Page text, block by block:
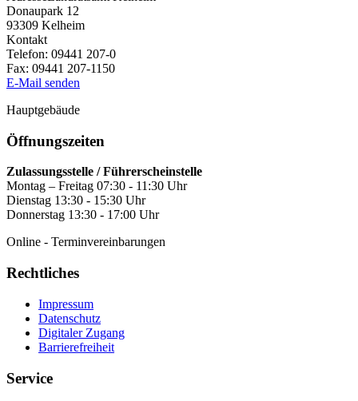
Donaupark 12
93309 Kelheim
Kontakt
Telefon: 09441 207-0
Fax: 09441 207-1150
E-Mail senden
Hauptgebäude
Öffnungszeiten
Zulassungsstelle / Führerscheinstelle
Montag – Freitag 07:30 - 11:30 Uhr
Dienstag 13:30 - 15:30 Uhr
Donnerstag 13:30 - 17:00 Uhr
Online - Terminvereinbarungen
Rechtliches
Impressum
Datenschutz
Digitaler Zugang
Barrierefreiheit
Service